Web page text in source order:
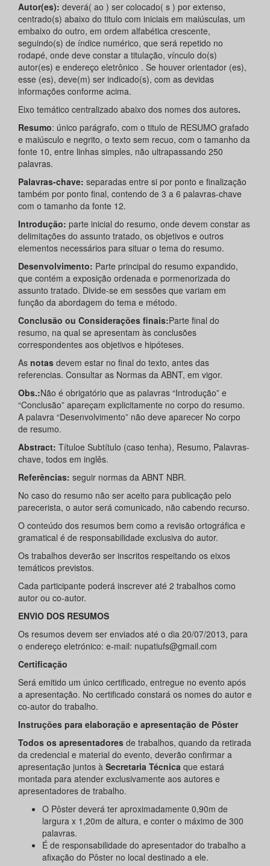
Autor(es): deverá( ao ) ser colocado( s ) por extenso,
centrado(s) abaixo do titulo com iniciais em maiúsculas, um
embaixo do outro, em ordem alfabética crescente,
seguindo(s) de índice numérico, que será repetido no
rodapé, onde deve constar a titulação, vínculo do(s)
autor(es) e endereço eletrônico . Se houver orientador (es),
esse (es), deve(m) ser indicado(s), com as devidas
informações conforme acima.
Eixo temático centralizado abaixo dos nomes dos autores.
Resumo: único parágrafo, com o titulo de RESUMO grafado
e maiúsculo e negrito, o texto sem recuo, com o tamanho da
fonte 10, entre linhas simples, não ultrapassando 250
palavras.
Palavras-chave: separadas entre si por ponto e finalização
também por ponto final, contendo de 3 a 6 palavras-chave
com o tamanho da fonte 12.
Introdução: parte inicial do resumo, onde devem constar as
delimitações do assunto tratado, os objetivos e outros
elementos necessários para situar o tema do resumo.
Desenvolvimento: Parte principal do resumo expandido,
que contém a exposição ordenada e pormenorizada do
assunto tratado. Divide-se em sessões que variam em
função da abordagem do tema e método.
Conclusão ou Considerações finais:Parte final do
resumo, na qual se apresentam às conclusões
correspondentes aos objetivos e hipóteses.
As notas devem estar no final do texto, antes das
referencias. Consultar as Normas da ABNT, em vigor.
Obs.:Não é obrigatório que as palavras “Introdução” e
“Conclusão” apareçam explicitamente no corpo do resumo.
A palavra “Desenvolvimento” não deve aparecer No corpo
de resumo.
Abstract: Títuloe Subtítulo (caso tenha), Resumo, Palavras-
chave, todos em inglês.
Referências: seguir normas da ABNT NBR.
No caso do resumo não ser aceito para publicação pelo
parecerista, o autor será comunicado, não cabendo recurso.
O conteúdo dos resumos bem como a revisão ortográfica e
gramatical é de responsabilidade exclusiva do autor.
Os trabalhos deverão ser inscritos respeitando os eixos
temáticos previstos.
Cada participante poderá inscrever até 2 trabalhos como
autor ou co-autor.
ENVIO DOS RESUMOS
Os resumos devem ser enviados até o dia 20/07/2013, para
o endereço eletrónico: e-mail: nupatiufs@gmail.com
Certificação
Será emitido um único certificado, entregue no evento após
a apresentação. No certificado constará os nomes do autor e
co-autor do trabalho.
Instruções para elaboração e apresentação de Pôster
Todos os apresentadores de trabalhos, quando da retirada
da credencial e material do evento, deverão confirmar a
apresentação juntos à Secretaria Técnica que estará
montada para atender exclusivamente aos autores e
apresentadores de trabalho.
O Pôster deverá ter aproximadamente 0,90m de
largura x 1,20m de altura, e conter o máximo de 300
palavras.
É de responsabilidade do apresentador do trabalho a
afixação do Pôster no local destinado a ele.